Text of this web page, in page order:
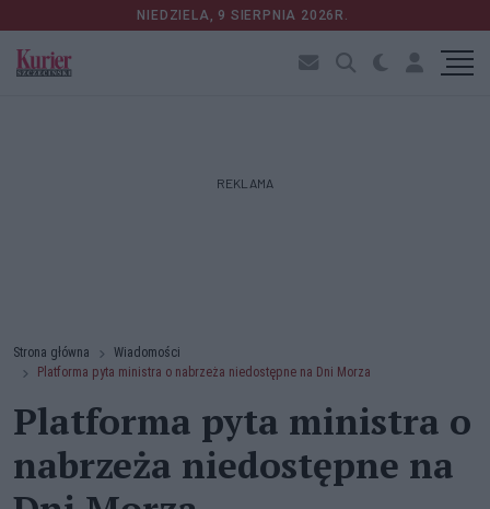
NIEDZIELA, 9 SIERPNIA 2026R.
REKLAMA
Strona główna
Wiadomości
Platforma pyta ministra o nabrzeża niedostępne na Dni Morza
Platforma pyta ministra o
nabrzeża niedostępne na